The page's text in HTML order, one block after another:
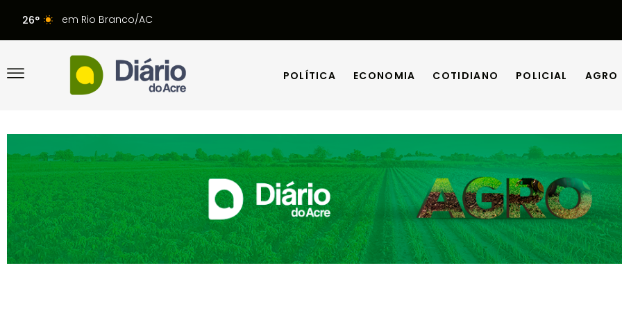
26° em Rio Branco/AC
POLÍTICA ECONOMIA COTIDIANO POLICIAL AGRO
POLÍTICA ECONOMIA COTIDIANO POLICIAL AGRO